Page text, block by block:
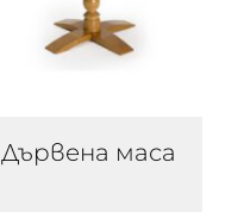
Дървена маса